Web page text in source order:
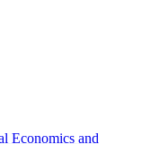
Economics and